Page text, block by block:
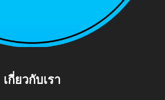
เกี่ยวกับเรา